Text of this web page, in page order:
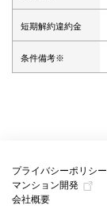
短期解約違約金
条件備考※
プライバシーポリシー
マンション開発
会社概要